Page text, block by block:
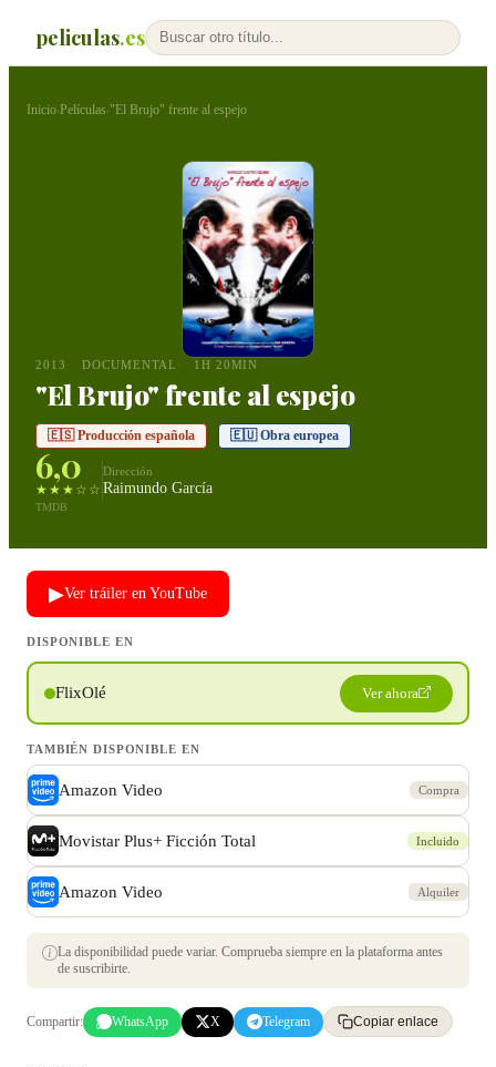
peliculas.es
Inicio›Películas›"El Brujo" frente al espejo
2013 DOCUMENTAL 1H 20MIN
"El Brujo" frente al espejo
🇪🇸 Producción española 🇪🇺 Obra europea
6,0
★★★☆☆
TMDB
Dirección
Raimundo García
▶Ver tráiler en YouTube
DISPONIBLE EN
FlixOlé Ver ahora
TAMBIÉN DISPONIBLE EN
Amazon Video Compra
Movistar Plus+ Ficción Total Incluido
Amazon Video Alquiler
La disponibilidad puede variar. Comprueba siempre en la plataforma antes
de suscribirte.
Compartir: WhatsApp X Telegram Copiar enlace